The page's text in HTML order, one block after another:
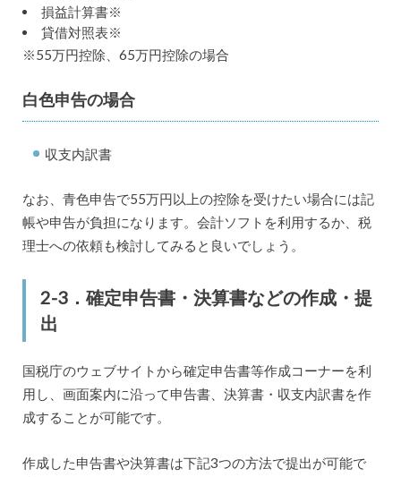
損益計算書※
貸借対照表※
※55万円控除、65万円控除の場合
白色申告の場合
収支内訳書
なお、青色申告で55万円以上の控除を受けたい場合には記
帳や申告が負担になります。会計ソフトを利用するか、税
理士への依頼も検討してみると良いでしょう。
2-3．確定申告書・決算書などの作成・提
出
国税庁のウェブサイトから確定申告書等作成コーナーを利
用し、画面案内に沿って申告書、決算書・収支内訳書を作
成することが可能です。
作成した申告書や決算書は下記3つの方法で提出が可能で